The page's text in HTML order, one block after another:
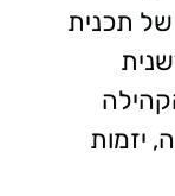
תכנית
יזמות